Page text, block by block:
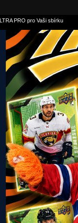
PRO pro Vaši sbírku